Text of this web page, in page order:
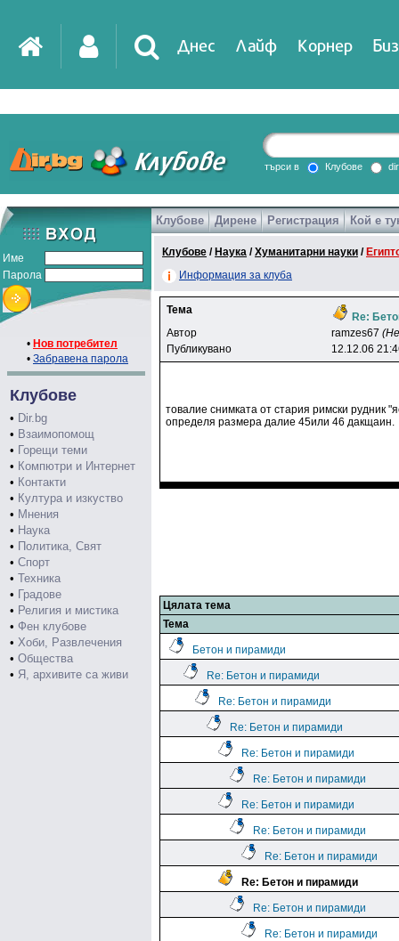
Днес Лайф Корнер
DirTV Impressio
Games
търси в Клубове
Име
Парола
• Нов потребител
• Забравена парола
Клубове
• Dir.bg
• Взаимопомощ
• Горещи теми
• Компютри и Интернет
• Контакти
• Култура и изкуство
• Мнения
• Наука
• Политика, Свят
• Спорт
• Техника
• Градове
• Религия и мистика
• Фен клубове
• Хоби, Развлечения
• Общества
• Я, архивите са живи
Клубове Дирене Регистрация Кой е
Клубове / Наука /Хуманитарни науки /
Информация за клуба
Тема
Re:
Автор
ramzes67
Публикувано
12.12.06
товалие снимката от стария римски рудник
определя размера далие 45или 46 дакщаин.
Цялата тема
Тема
Бетон и пирамиди
Re: Бетон и пирамиди
Re: Бетон и пирамиди
Re: Бетон и пирамиди
Re: Бетон и пирамиди
Re: Бетон и пирамиди
Re: Бетон и пирамиди
Re: Бетон и пирамиди
Re: Бетон и пирамиди
Re: Бетон и пирамиди
Re: Бетон и пирамиди
Re: Бетон и пирамиди